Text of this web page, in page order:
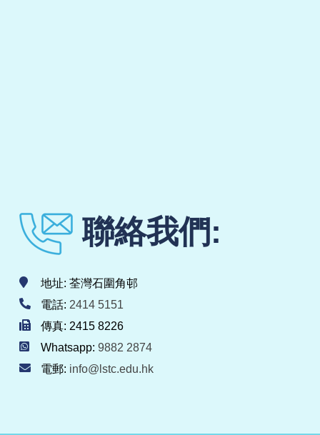
聯絡我們:
地址: 荃灣石圍角邨
電話: 2414 5151
傳真: 2415 8226
Whatsapp: 9882 2874
電郵: info@lstc.edu.hk